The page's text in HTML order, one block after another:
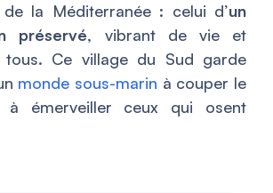
de la Méditerranée : celui d’un
préservé, vibrant de vie et
tous. Ce village du Sud garde
monde sous-marin à couper le
à émerveiller ceux qui osent